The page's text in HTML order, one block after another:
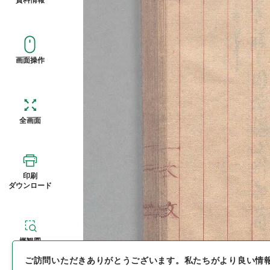
画面操作
全画面
印刷
ダウンロード
概観図
ご訪問いただきありがとうございます。 私たちがより良い情